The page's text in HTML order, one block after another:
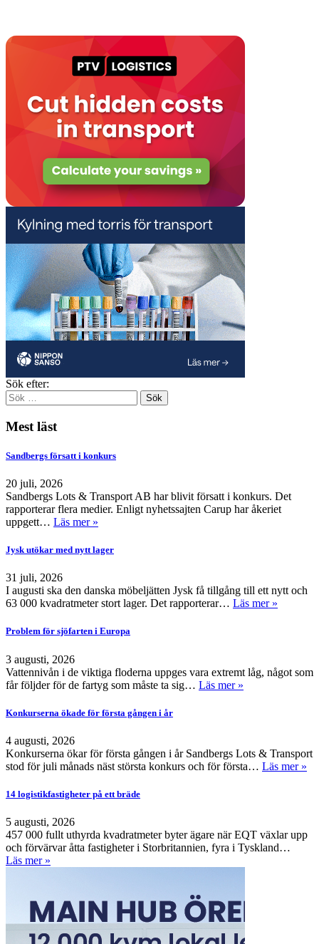
Sök efter:
Mest läst
Sandbergs försatt i konkurs
20 juli, 2026
Sandbergs Lots & Transport AB har blivit försatt i konkurs. Det
rapporterar flera medier. Enligt nyhetssajten Carup har åkeriet
uppgett… Läs mer »
Jysk utökar med nytt lager
31 juli, 2026
I augusti ska den danska möbeljätten Jysk få tillgång till ett nytt och
63 000 kvadratmeter stort lager. Det rapporterar… Läs mer »
Problem för sjöfarten i Europa
3 augusti, 2026
Vattennivån i de viktiga floderna uppges vara extremt låg, något som
får följder för de fartyg som måste ta sig… Läs mer »
Konkurserna ökade för första gången i år
4 augusti, 2026
Konkurserna ökar för första gången i år Sandbergs Lots & Transport
stod för juli månads näst största konkurs och för första… Läs mer »
14 logistikfastigheter på ett bräde
5 augusti, 2026
457 000 fullt uthyrda kvadratmeter byter ägare när EQT växlar upp
och förvärvar åtta fastigheter i Storbritannien, fyra i Tyskland…
Läs mer »